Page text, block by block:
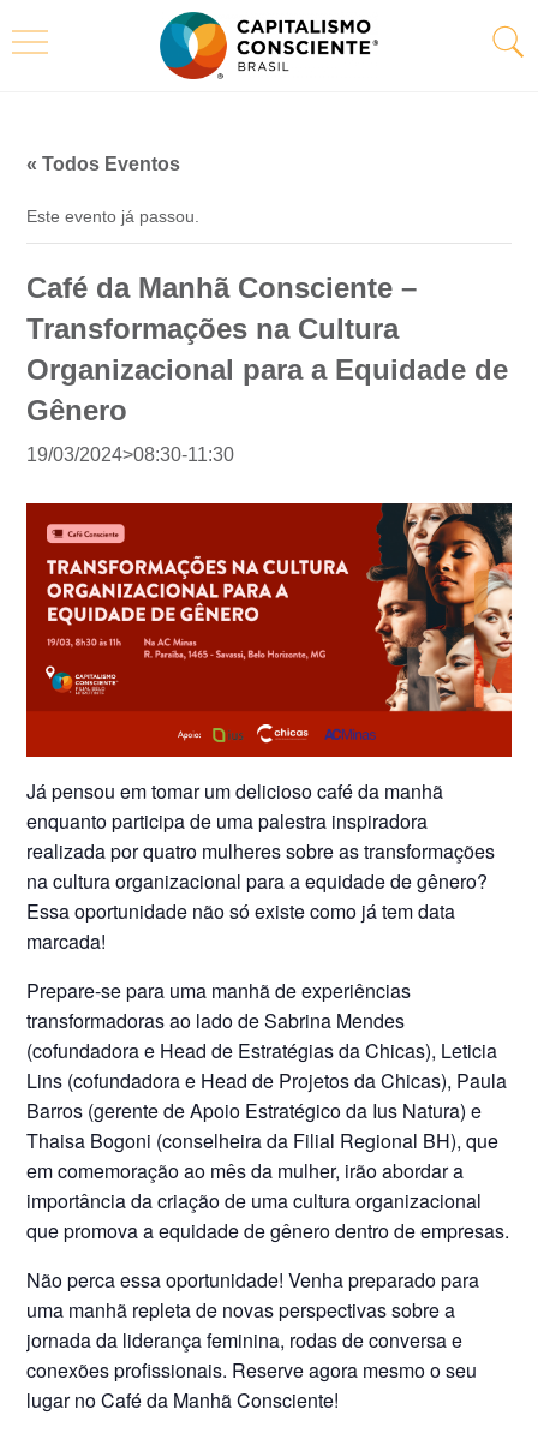
« Todos Eventos
Este evento já passou.
Café da Manhã Consciente –
Transformações na Cultura
Organizacional para a Equidade de
Gênero
19/03/2024>08:30-11:30
Já pensou em tomar um delicioso café da manhã
enquanto participa de uma palestra inspiradora
realizada por quatro mulheres sobre as transformações
na cultura organizacional para a equidade de gênero?
Essa oportunidade não só existe como já tem data
marcada!
Prepare-se para uma manhã de experiências
transformadoras ao lado de Sabrina Mendes
(cofundadora e Head de Estratégias da Chicas), Leticia
Lins (cofundadora e Head de Projetos da Chicas), Paula
Barros (gerente de Apoio Estratégico da Ius Natura) e
Thaisa Bogoni (conselheira da Filial Regional BH), que
em comemoração ao mês da mulher, irão abordar a
importância da criação de uma cultura organizacional
que promova a equidade de gênero dentro de empresas.
Não perca essa oportunidade! Venha preparado para
uma manhã repleta de novas perspectivas sobre a
jornada da liderança feminina, rodas de conversa e
conexões profissionais. Reserve agora mesmo o seu
lugar no Café da Manhã Consciente!